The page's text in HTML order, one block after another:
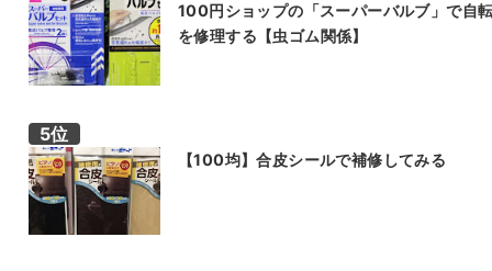
100円ショップの「スーパーバルブ」で自
を修理する【虫ゴム関係】
【100均】合皮シールで補修してみる